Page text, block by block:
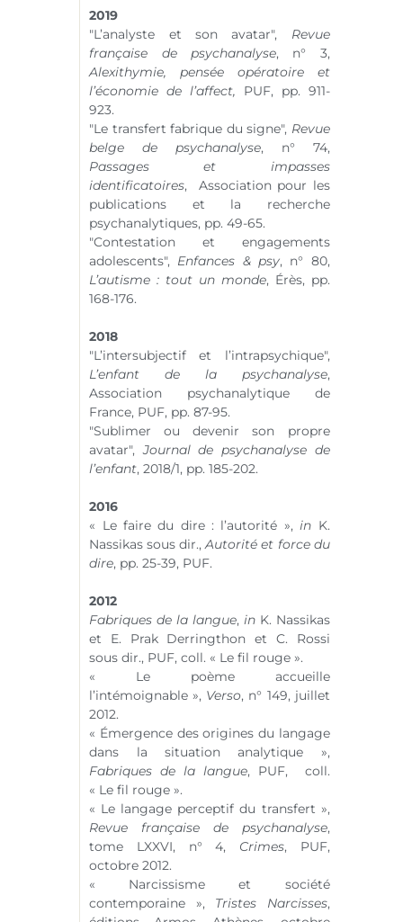
2019
"L’analyste et son avatar", Revue
française de psychanalyse, n° 3,
Alexithymie, pensée opératoire et
l’économie de l’affect, PUF, pp. 911-
923.
"Le transfert fabrique du signe", Revue
belge de psychanalyse, n° 74,
Passages et impasses
identificatoires, Association pour les
publications et la recherche
psychanalytiques, pp. 49-65.
"Contestation et engagements
adolescents", Enfances & psy, n° 80,
L’autisme : tout un monde, Érès, pp.
168-176.
2018
"L’intersubjectif et l’intrapsychique",
L’enfant de la psychanalyse,
Association psychanalytique de
France, PUF, pp. 87-95.
"Sublimer ou devenir son propre
avatar",Journal de psychanalyse de
l’enfant, 2018/1, pp. 185-202.
2016
« Le faire du dire : l’autorité »,in K.
Nassikas sous dir.,Autorité et force du
dire, pp. 25-39, PUF.
2012
Fabriques de la langue, inK. Nassikas
et E. Prak Derringthon et C. Rossi
sous dir., PUF, coll. « Le fil rouge ».
« Le poème accueille
l’intémoignable », Verso, n° 149, juillet
2012.
« Émergence des origines du langage
dans la situation analytique »,
Fabriques de la langue, PUF, coll.
« Le fil rouge ».
« Le langage perceptif du transfert »,
Revue française de psychanalyse,
tome LXXVI, n° 4, Crimes, PUF,
octobre 2012.
« Narcissisme et société
contemporaine », Tristes Narcisses,